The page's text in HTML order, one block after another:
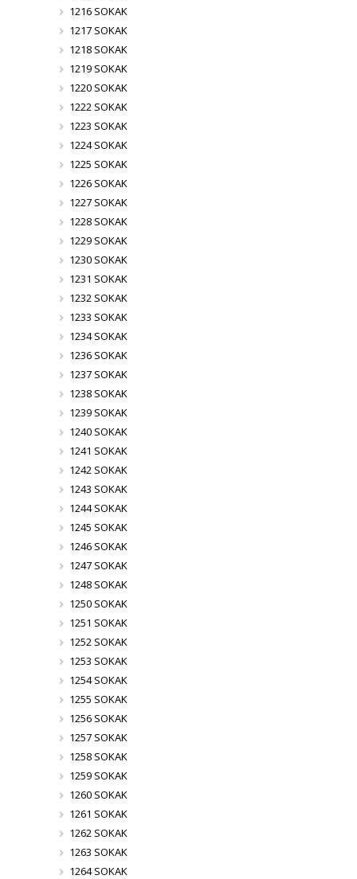
1216 SOKAK
1217 SOKAK
1218 SOKAK
1219 SOKAK
1220 SOKAK
1222 SOKAK
1223 SOKAK
1224 SOKAK
1225 SOKAK
1226 SOKAK
1227 SOKAK
1228 SOKAK
1229 SOKAK
1230 SOKAK
1231 SOKAK
1232 SOKAK
1233 SOKAK
1234 SOKAK
1236 SOKAK
1237 SOKAK
1238 SOKAK
1239 SOKAK
1240 SOKAK
1241 SOKAK
1242 SOKAK
1243 SOKAK
1244 SOKAK
1245 SOKAK
1246 SOKAK
1247 SOKAK
1248 SOKAK
1250 SOKAK
1251 SOKAK
1252 SOKAK
1253 SOKAK
1254 SOKAK
1255 SOKAK
1256 SOKAK
1257 SOKAK
1258 SOKAK
1259 SOKAK
1260 SOKAK
1261 SOKAK
1262 SOKAK
1263 SOKAK
1264 SOKAK